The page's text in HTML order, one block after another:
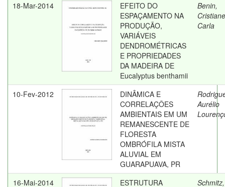
18-Mar-2014
EFEITO DO
ESPAÇAMENTO NA
PRODUÇÃO,
VARIÁVEIS
DENDROMÉTRICAS
E PROPRIEDADES
DA MADEIRA DE
Eucalyptus benthamii
Benin,
Cristiane
Carla
10-Fev-2012
DINÂMICA E
CORRELAÇÔES
AMBIENTAIS EM UM
REMANESCENTE DE
FLORESTA
OMBRÓFILA MISTA
ALUVIAL EM
GUARAPUAVA, PR
Aurélio
16-Mai-2014 ESTRUTURA Schmitz,